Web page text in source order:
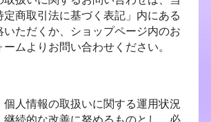
定商取引法に基づく表記」内にある
いただくか、ショップページ内のお
ムよりお問い合わせください。
個人情報の取扱いに関する運用状況
継続的な改善に努めるものとし、必